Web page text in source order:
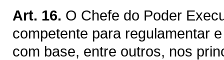
Art. 16. O Chefe do Poder
competente para regulamentar
com base, entre outros, nos